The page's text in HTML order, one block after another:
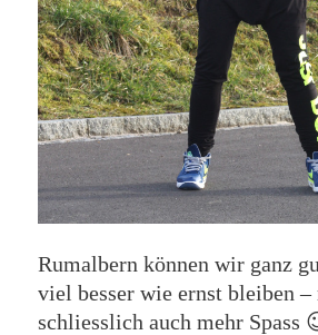
Rumalbern können wir ganz
viel besser wie ernst bleiben –
schliesslich auch mehr Spass